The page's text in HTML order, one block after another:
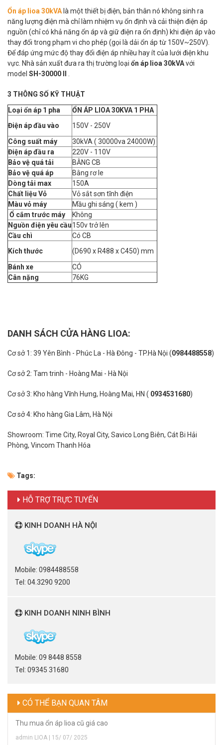
Ổn áp lioa 30kVA là một thiết bị điện, bản thân nó không sinh ra
năng lượng điện mà chỉ làm nhiệm vụ ổn định và cải thiện điện áp
nguồn (chỉ có khả năng ổn áp và giữ điện ra ổn định) khi điện áp vào
thay đổi trong phạm vi cho phép (gọi là dải ổn áp từ 150V~250V).
Để đáp ứng mức độ thay đổi điện áp nhiều hay ít của lưới điện khu
vực. Nhà sản xuất đưa ra thị trường loại ổn áp lioa 30kVAvới
model SH-30000 II .
3 THÔNG SỐ KỸ THUẬT
Loại ổn áp 1 pha
ỔN ÁP LIOA 30KVA 1 PHA
Điện áp đầu vào
150V - 250V
Công suất máy
30kVA ( 30000va 24000W)
Điện áp đầu ra
220V - 110V
Bảo vệ quá tải
BẰNG CB
Bảo vệ quá áp
Bằng rơ le
Dòng tải max
150A
Chất liệu Vỏ
Vỏ sắt sơn tĩnh điện
Màu vỏ máy
Mầu ghi sáng ( kem )
Ổ cắm trước máy
Không
Nguồn điện yêu cầu150v trở lên
Cầu chì
Có CB
Kích thước
(D690 x R488 x C450) mm
Bánh xe
CÓ
Cân nặng
76KG
DANH SÁCH CỬA HÀNG LIOA:
Cơ sở 1: 39 Yên Bình - Phúc La - Hà Đông - TP.Hà Nội (0984488558)
Cơ sở 2: Tam trinh - Hoàng Mai - Hà Nội
Cơ sở 3: Kho hàng Vĩnh Hưng, Hoàng Mai, HN ( 0934531680)
Cơ sở 4: Kho hàng Gia Lâm, Hà Nội
Showroom: Time City, Royal City, Savico Long Biên, Cát Bi Hải
Phòng, Vincom Thanh Hóa
Tags:
HỖ TRỢ TRỰC TUYẾN
KINH DOANH HÀ NỘI
Mobile: 0984488558
Tel: 04.3290 9200
KINH DOANH NINH BÌNH
Mobile: 09 8448 8558
Tel: 09345 31680
CÓ THỂ BẠN QUAN TÂM
Thu mua ổn áp lioa cũ giá cao
admin LIOA | 15/ 07/ 2025